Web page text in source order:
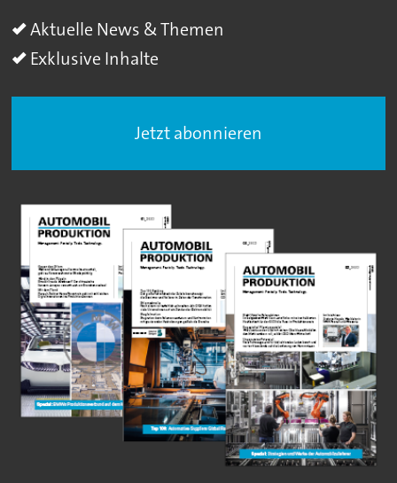
Aktuelle News & Themen
Exklusive Inhalte
Jetzt abonnieren